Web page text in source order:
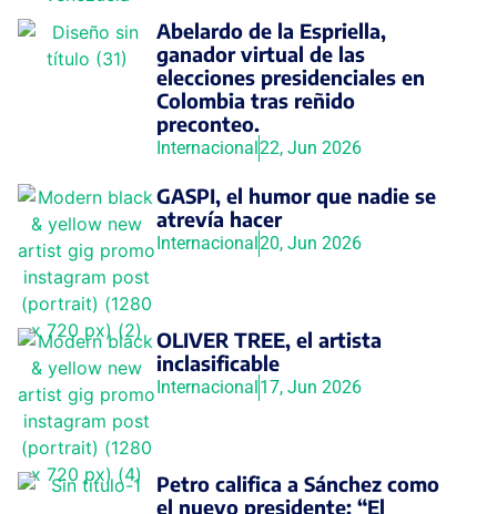
Abelardo de la Espriella,
ganador virtual de las
elecciones presidenciales en
Colombia tras reñido
preconteo.
Internacional22, Jun 2026
GASPI, el humor que nadie se
atrevía hacer
Internacional20, Jun 2026
OLIVER TREE, el artista
inclasificable
Internacional17, Jun 2026
Petro califica a Sánchez como
el nuevo presidente: “El